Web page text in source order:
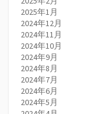
2025年1月
2024年12月
2024年11月
2024年10月
2024年9月
2024年8月
2024年7月
2024年6月
2024年5月